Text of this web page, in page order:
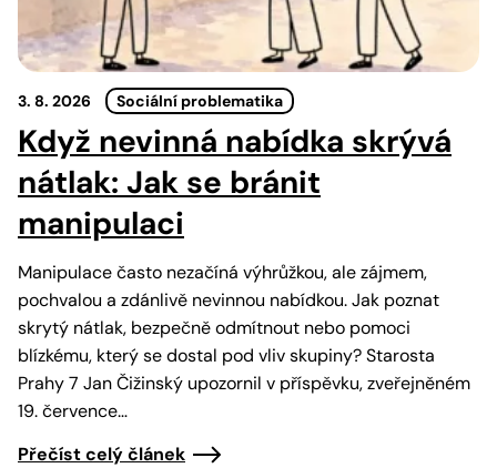
3. 8. 2026 Sociální problematika
Když nevinná nabídka skrývá
nátlak: Jak se bránit
manipulaci
Manipulace často nezačíná výhrůžkou, ale zájmem,
pochvalou a zdánlivě nevinnou nabídkou. Jak poznat
skrytý nátlak, bezpečně odmítnout nebo pomoci
blízkému, který se dostal pod vliv skupiny? Starosta
Prahy 7 Jan Čižinský upozornil v příspěvku, zveřejněném
19. července…
Přečíst celý článek